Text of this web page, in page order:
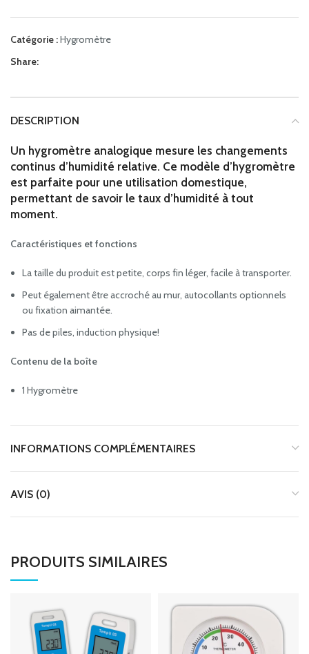
Catégorie :Hygromètre
Share:
DESCRIPTION
Un hygromètre analogique mesure les changements
continus d’humidité relative. Ce modèle d’hygromètre
est parfaite pour une utilisation domestique,
permettant de savoir le taux d’humidité à tout
moment.
Caractéristiques et fonctions
La taille du produit est petite, corps fin léger, facile à transporter.
Peut également être accroché au mur, autocollants optionnels
ou fixation aimantée.
Pas de piles, induction physique!
Contenu de la boîte
1 Hygromètre
INFORMATIONS COMPLÉMENTAIRES
AVIS (0)
PRODUITS SIMILAIRES